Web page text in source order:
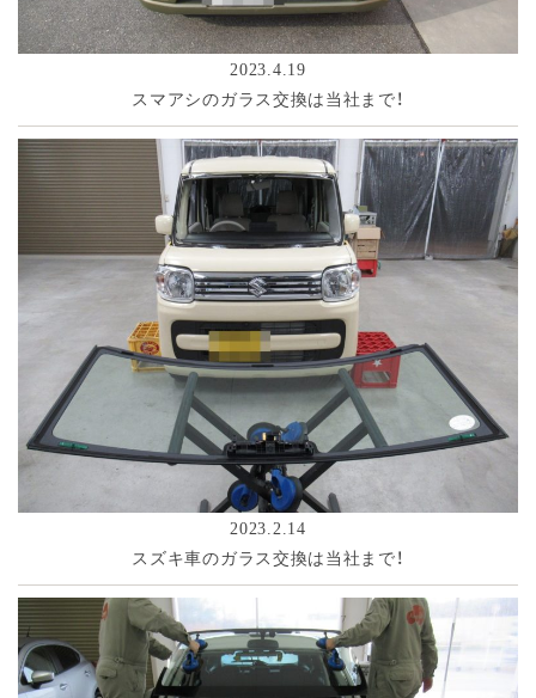
2023.4.19
スマアシのガラス交換は当社まで！
2023.2.14
スズキ車のガラス交換は当社まで！